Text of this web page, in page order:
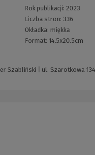
Rok publikacji: 2023
Liczba stron: 336
Okładka: miękka
Format:14.5x20.5cm
Szabliński | ul. Szarotkowa